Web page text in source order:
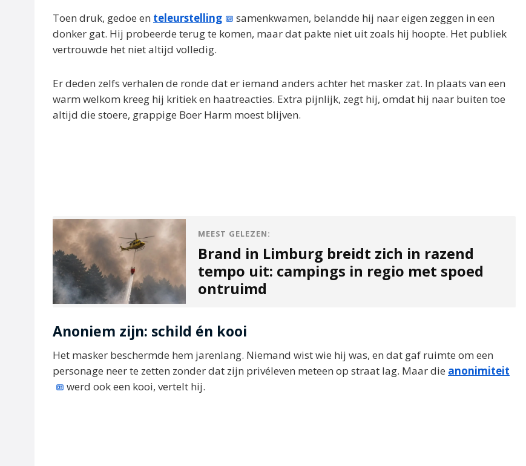
Toen druk, gedoe en teleurstelling
samenkwamen, belandde hij naar eigen zeggen in een
donker gat. Hij probeerde terug te komen, maar dat pakte niet uit zoals hij hoopte. Het publiek
vertrouwde het niet altijd volledig.
Er deden zelfs verhalen de ronde dat er iemand anders achter het masker zat. In plaats van een
warm welkom kreeg hij kritiek en haatreacties. Extra pijnlijk, zegt hij, omdat hij naar buiten toe
altijd die stoere, grappige Boer Harm moest blijven.
MEEST GELEZEN:
Brand in Limburg breidt zich in razend
tempo uit: campings in regio met spoed
ontruimd
Anoniem zijn: schild én kooi
Het masker beschermde hem jarenlang. Niemand wist wie hij was, en dat gaf ruimte om een
personage neer te zetten zonder dat zijn privéleven meteen op straat lag. Maar die anonimiteit
werd ook een kooi, vertelt hij.